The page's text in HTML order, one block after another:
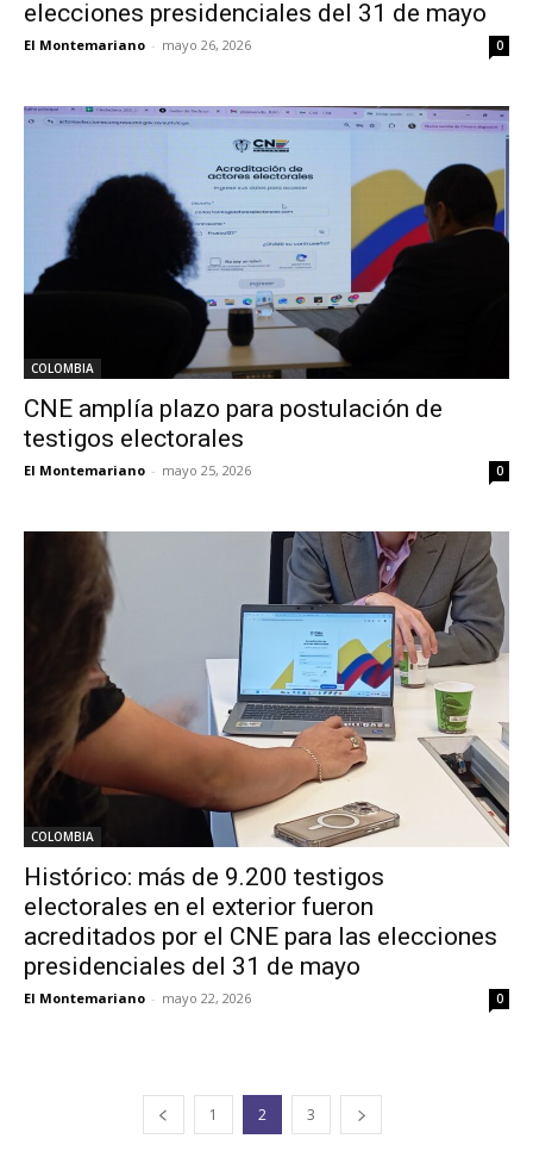
elecciones presidenciales del 31 de mayo
El Montemariano - mayo 26, 2026 0
COLOMBIA
CNE amplía plazo para postulación de
testigos electorales
El Montemariano - mayo 25, 2026 0
COLOMBIA
Histórico: más de 9.200 testigos
electorales en el exterior fueron
acreditados por el CNE para las elecciones
presidenciales del 31 de mayo
El Montemariano - mayo 22, 2026 0
1 2 3